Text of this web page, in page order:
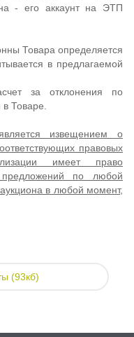
- его аккаунт на ЭТП
Товара определяется
в предлагаемой
за отклонения по
Товаре.
извещением о
правовых
имеет право
предложений по любой
в любой момент,
(93кб)